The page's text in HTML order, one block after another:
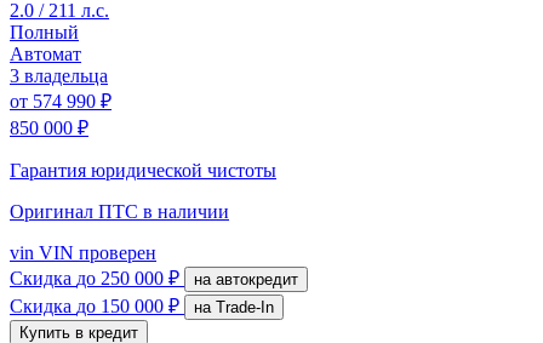
2.0 / 211 л.с.
Полный
Автомат
3 владельца
от 574 990 ₽
850 000 ₽
Гарантия юридической чистоты
Оригинал ПТС в наличии
vin VIN проверен
Скидка до 250 000 ₽ на автокредит
Скидка до 150 000 ₽
на Trade-In
Купить в кредит